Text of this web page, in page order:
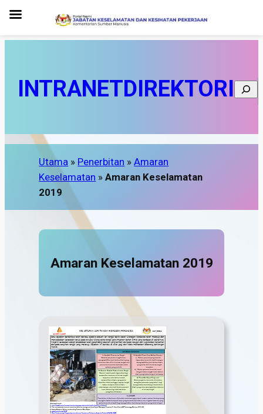
INTRANETDIREKTORI
Utama » Penerbitan »Amaran
Keselamatan »Amaran Keselamatan
2019
Amaran Keselamatan 2019